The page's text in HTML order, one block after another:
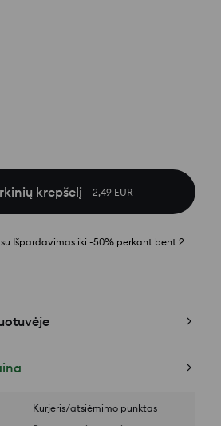
krepšelį 2,49 EUR
Išpardavimas iki -50% perkant bent 2
Kurjeris/atsiėmimo punktas